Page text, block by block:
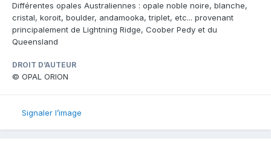
Différentes opales Australiennes : opale noble noire, blanche,
cristal, koroit, boulder, andamooka, triplet, etc... provenant
principalement de Lightning Ridge, Coober Pedy et du
Queensland
DROIT D’AUTEUR
© OPAL ORION
Signaler l’image